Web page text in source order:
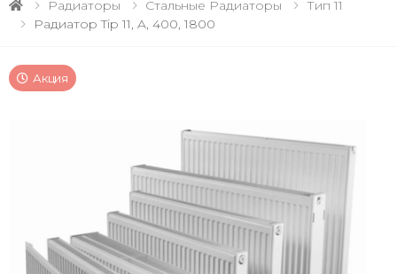
Радиаторы Стальные Радиаторы
Тип 11
Радиатор Tip 11, A, 400, 1800
Акция